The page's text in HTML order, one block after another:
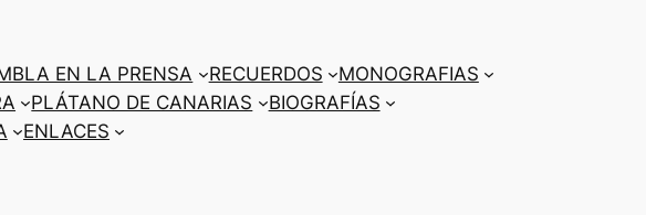
EN LA PRENSA RECUERDOS
MONOGRAFIAS
PLÁTANO DE CANARIAS
BIOGRAFÍAS
ENLACES